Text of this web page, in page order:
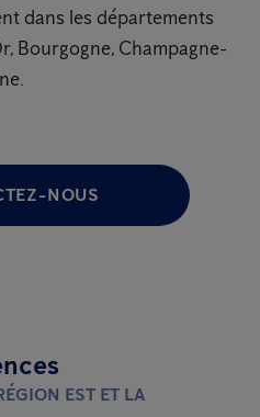
dans les départements
Bourgogne, Champagne-
NOUS
EST ET LA